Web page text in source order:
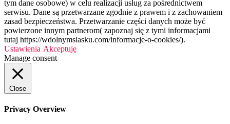
tym dane osobowe) w celu realizacji usług za pośrednictwem
serwisu. Dane są przetwarzane zgodnie z prawem i z zachowaniem
zasad bezpieczeństwa. Przetwarzanie części danych może być
powierzone innym partnerom( zapoznaj się z tymi informacjami
tutaj https://wdolnymslasku.com/informacje-o-cookies/).
Ustawienia Akceptuję
Manage consent
Close
Privacy Overview